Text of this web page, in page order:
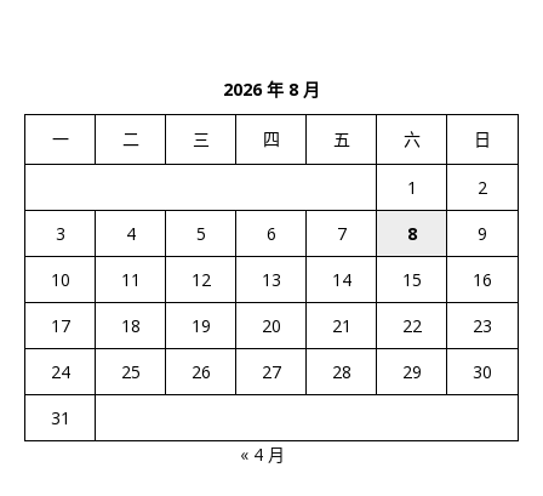
2026 年 8 月
一 二 三 四 五 六 日
1
2
3
4 5 6 7 8
9
10
11 12 13 14 15
16
17
18 19 20 21 22
23
24
25 26 27 28 29
30
31
« 4 月